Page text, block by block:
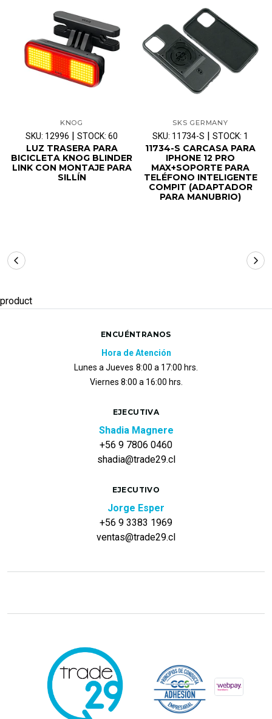
KNOG
SKU: 12996 | STOCK: 60
LUZ TRASERA PARA
BICICLETA KNOG BLINDER
LINK CON MONTAJE PARA
SILLÍN
SKS GERMANY
SKU: 11734-S | STOCK: 1
11734-S CARCASA PARA
IPHONE 12 PRO
MAX+SOPORTE PARA
TELÉFONO INTELIGENTE
COMPIT (ADAPTADOR
PARA MANUBRIO)
product
ENCUÉNTRANOS
Hora de Atención
Lunes a Jueves 8:00 a 17:00 hrs.
Viernes 8:00 a 16:00 hrs.
EJECUTIVA
Shadia Magnere
+56 9 7806 0460
shadia@trade29.cl
EJECUTIVO
Jorge Esper
+56 9 3383 1969
ventas@trade29.cl